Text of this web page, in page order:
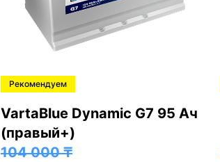
Рекомендуем
VartaBlue Dynamic G7 95 Ач
(правый+)
104 000₸